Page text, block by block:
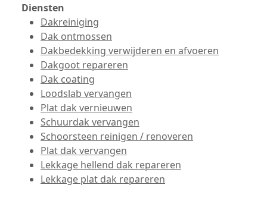
Diensten
Dakreiniging
Dak ontmossen
Dakbedekking verwijderen en afvoeren
Dakgoot repareren
Dak coating
Loodslab vervangen
Plat dak vernieuwen
Schuurdak vervangen
Schoorsteen reinigen / renoveren
Plat dak vervangen
Lekkage hellend dak repareren
Lekkage plat dak repareren